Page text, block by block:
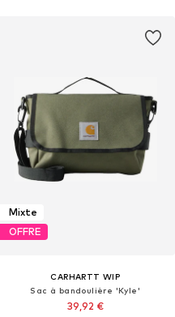
Mixte
OFFRE
CARHARTT WIP
Sac à bandoulière 'Kyle'
39,92 €